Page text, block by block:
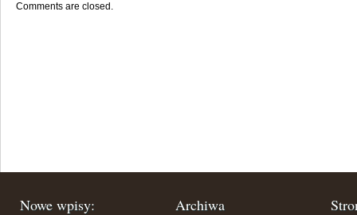
Comments are closed.
Nowe wpisy: Archiwa